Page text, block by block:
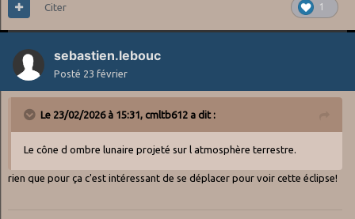
1
Citer
sebastien.lebouc
Posté 23 février
Le 23/02/2026 à 15:31, cmltb612 a dit :
Le cône d ombre lunaire projeté sur l atmosphère terrestre.
rien que pour ça c'est intéressant de se déplacer pour voir cette éclipse!